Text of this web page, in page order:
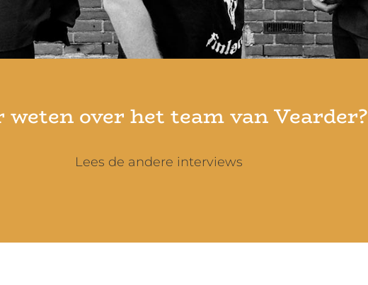
weten over het team van Vearder?
Lees de andere interviews